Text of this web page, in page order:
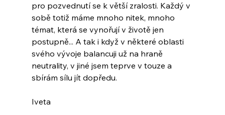
pro pozvednutí se k větší zralosti. Každý v
sobě totiž máme mnoho nitek, mnoho
témat, která se vynořují v životě jen
postupně... A tak i když v některé oblasti
svého vývoje balancuji už na hraně
neutrality, v jiné jsem teprve v touze a
sbírám sílu jít dopředu.
Iveta